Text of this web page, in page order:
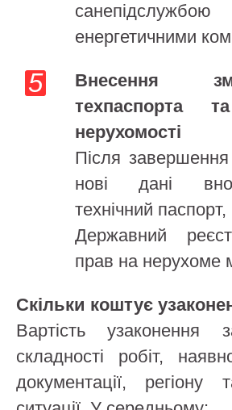
енергетичними
Внесення
техпаспорта
нерухомості
Після завершення
нові дані
технічний
Державний
прав на нерухоме
Скільки коштує
Вартість узаконення
складності робіт,
документації, регіону